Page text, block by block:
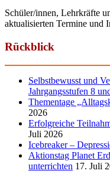
Schüler/innen, Lehrkräfte
aktualisierten Termine und
Rückblick
Selbstbewusst und
Jahrgangsstufen 8
Thementage
2026
Erfolgreiche
Juli 2026
Icebreaker –
Aktionstag Planet
unterrichten 17. Juli